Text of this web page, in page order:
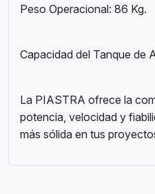
Peso Operacional: 86 Kg.
Capacidad del Tanque de
La PIASTRA ofrece la
potencia, velocidad y
más sólida en tus